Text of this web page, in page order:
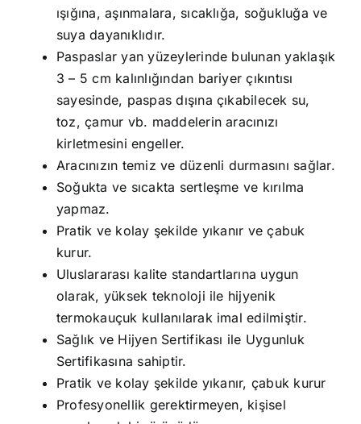
ışığına, aşınmalara, sıcaklığa, soğukluğa ve
suya dayanıklıdır.
Paspaslar yan yüzeylerinde bulunan yaklaşık
3 – 5 cm kalınlığından bariyer çıkıntısı
sayesinde, paspas dışına çıkabilecek su,
toz, çamur vb. maddelerin aracınızı
kirletmesini engeller.
Aracınızın temiz ve düzenli durmasını sağlar.
Soğukta ve sıcakta sertleşme ve kırılma
yapmaz.
Pratik ve kolay şekilde yıkanır ve çabuk
kurur.
Uluslararası kalite standartlarına uygun
olarak, yüksek teknoloji ile hijyenik
termokauçuk kullanılarak imal edilmiştir.
Sağlık ve Hijyen Sertifikası ile Uygunluk
Sertifikasına sahiptir.
Pratik ve kolay şekilde yıkanır, çabuk kurur
Profesyonellik gerektirmeyen, kişisel